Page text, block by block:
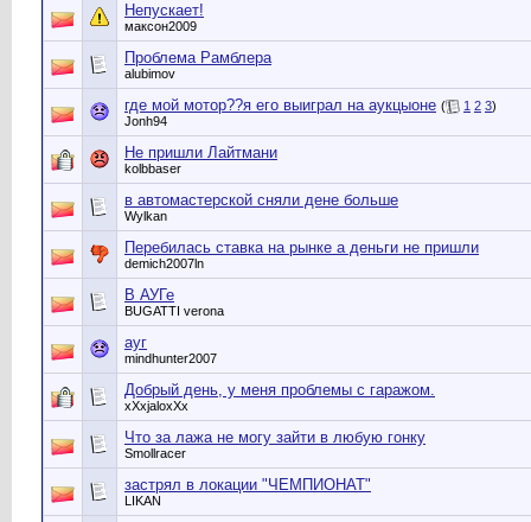
Непускает!
максон2009
Проблема Рамблера
alubimov
где мой мотор??я его выиграл на аукцыоне ( 1 2 3)
Jonh94
Не пришли Лайтмани
kolbbaser
в автомастерской сняли дене больше
Wylkan
Перебилась ставка на рынке а деньги не пришли
demich2007ln
В АУГе
BUGATTI verona
ауг
mindhunter2007
Добрый день, у меня проблемы с гаражом.
xXxjaloxXx
Что за лажа не могу зайти в любую гонку
Smollracer
застрял в локации "ЧЕМПИОНАТ"
LIKAN